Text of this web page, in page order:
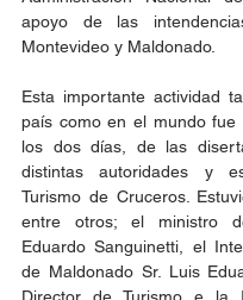
apoyo de las
Montevideo y Maldonado.
Esta importante actividad
país como en el mundo fue
los dos días, de las
distintas autoridades y
Turismo de Cruceros.
entre otros; el ministro
Eduardo Sanguinetti, el
de Maldonado Sr. Luis